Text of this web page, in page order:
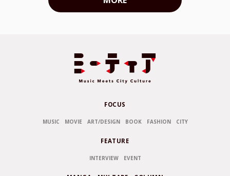
FOCUS
MUSIC MOVIE ART/DESIGN BOOK FASHION CITY
FEATURE
INTERVIEW EVENT